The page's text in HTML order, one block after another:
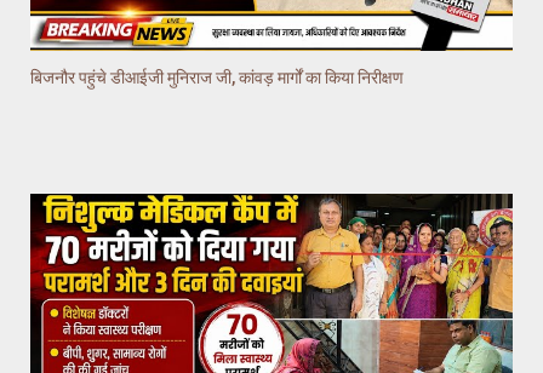
बिजनौर पहुंचे डीआईजी मुनिराज जी, कांवड़ मार्गों का किया निरीक्षण